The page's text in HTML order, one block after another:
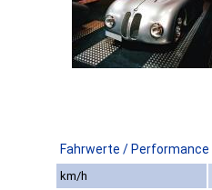
Fahrwerte / Performance
km/h